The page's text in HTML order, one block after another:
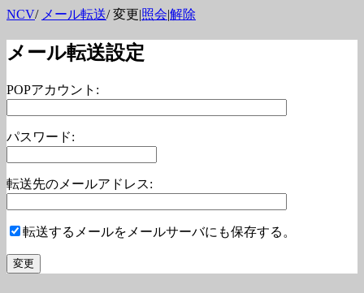
NCV/ メール転送/ 変更|照会|解除
メール転送設定
POPアカウント:
パスワード:
転送先のメールアドレス:
転送するメールをメールサーバにも保存する。